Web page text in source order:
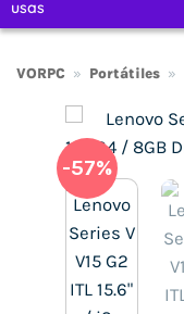
VORPC » Portátiles »
-57%